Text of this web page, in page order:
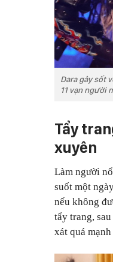
Dara gây sốt
11 vạn người
Tẩy
xuyên
Làm người
suốt một
nếu không
tẩy trang,
xát quá